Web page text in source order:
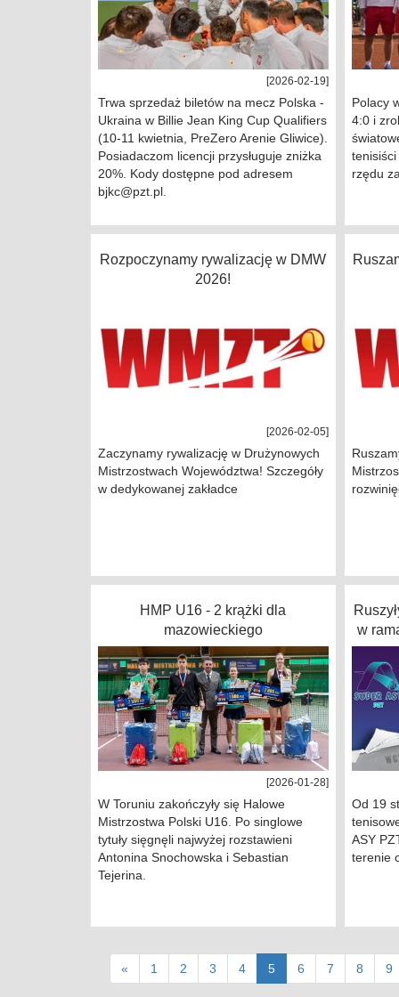
[2026-02-19]
Trwa sprzedaż biletów na mecz Polska -
Ukraina w Billie Jean King Cup Qualifiers
(10-11 kwietnia, PreZero Arenie Gliwice).
Posiadaczom licencji przysługuje zniżka
20%. Kody dostępne pod adresem
bjkc@pzt.pl.
Polacy
4:0 i
rzędu
Rozpoczynamy rywalizację w DMW
2026!
[2026-02-05]
Zaczynamy rywalizację w Drużynowych
Mistrzostwach Województwa! Szczegóły
w dedykowanej zakładce
HMP U16 - 2 krążki dla
mazowieckiego
[2026-01-28]
W Toruniu zakończyły się Halowe
Mistrzostwa Polski U16. Po singlowe
tytuły sięgnęli najwyżej rozstawieni
Antonina Snochowska i Sebastian
Tejerina.
w
Od 19
ASY
terenie
« 1 2 3 4 5(current)
6 7 8 9